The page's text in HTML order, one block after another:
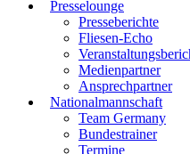
Presselounge
Presseberichte
Fliesen-Echo
Medienpartner
Ansprechpartner
Nationalmannschaft
Team Germany
Bundestrainer
Termine